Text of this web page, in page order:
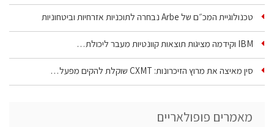
טכנולוגיית המכ״ם של Arbe נבחרה לתוכניות אזרחיות וביטחוניות
IBM וקידמה מציגות תוצאות קוונטיות מעבר ליכולת…
סין מאיצה את מרוץ הזיכרונות: CXMT שוקלת להקים מפעל…
מאמרים פופולאריים